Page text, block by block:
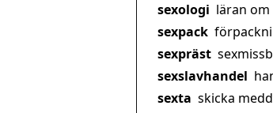
sexologi läran
sexpack
sexpräst
sexslavhandel
sexta skicka